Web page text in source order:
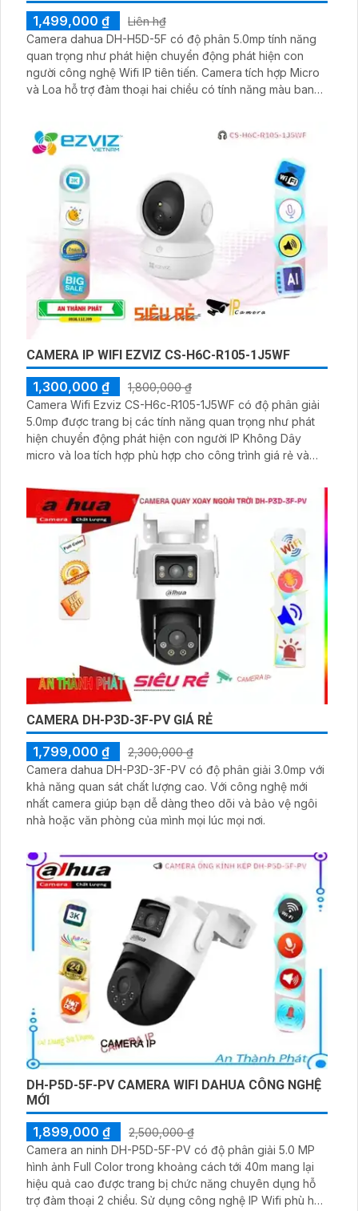
1,499,000 ₫
Liên h₫
Camera dahua DH-H5D-5F có độ phân 5.0mp tính năng
quan trọng như phát hiện chuyển động phát hiện con
người công nghệ Wifi IP tiên tiến. Camera tích hợp Micro
và Loa hỗ trợ đàm thoại hai chiều có tính năng màu ban
CAMERA IP WIFI EZVIZ CS-H6C-R105-1J5WF
1,300,000 ₫
1,800,000 ₫
Camera Wifi Ezviz CS-H6c-R105-1J5WF có độ phân giải
5.0mp được trang bị các tính năng quan trọng như phát
hiện chuyển động phát hiện con người IP Không Dây
micro và loa tích hợp phù hợp cho công trình giá rẻ và
CAMERA DH-P3D-3F-PV GIÁ RẺ
1,799,000 ₫
2,300,000 ₫
Camera dahua DH-P3D-3F-PV có độ phân giải 3.0mp với
khả năng quan sát chất lượng cao. Với công nghệ mới
nhất camera giúp bạn dễ dàng theo dõi và bảo vệ ngôi
nhà hoặc văn phòng của mình mọi lúc mọi nơi.
DH-P5D-5F-PV CAMERA WIFI DAHUA CÔNG NGHỆ
MỚI
1,899,000 ₫
2,500,000 ₫
Camera an ninh DH-P5D-5F-PV có độ phân giải 5.0 MP
hình ảnh Full Color trong khoảng cách tới 40m mang lại
hiệu quả cao được trang bị chức năng chuyên dụng hỗ
trợ đàm thoại 2 chiều. Sử dụng công nghệ IP Wifi phù hợp